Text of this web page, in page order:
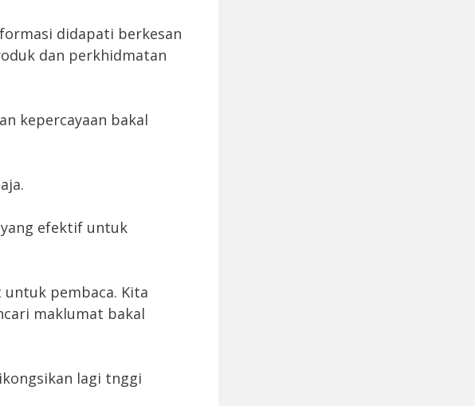
didapati berkesan
dan perkhidmatan
kepercayaan bakal
efektif untuk
pembaca. Kita
maklumat bakal
lagi tnggi